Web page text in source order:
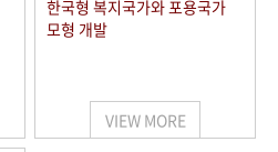
한국형 복지국가와 포용국가
모형 개발
VIEW MORE